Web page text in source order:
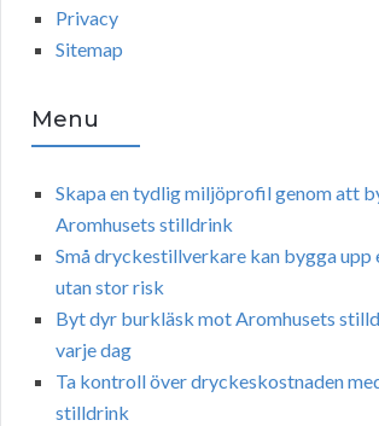
Privacy
Sitemap
Menu
Skapa en tydlig miljöprofil genom att
Aromhusets stilldrink
Små dryckestillverkare kan bygga upp
utan stor risk
Byt dyr burkläsk mot Aromhusets
varje dag
Ta kontroll över dryckeskostnaden
stilldrink